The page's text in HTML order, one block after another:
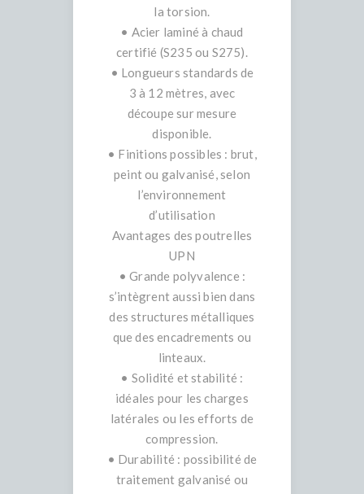
la torsion.
• Acier laminé à chaud
certifié (S235 ou S275).
• Longueurs standards de
3 à 12 mètres, avec
découpe sur mesure
disponible.
• Finitions possibles : brut,
peint ou galvanisé, selon
l’environnement
d’utilisation
Avantages des poutrelles
UPN
• Grande polyvalence :
s’intègrent aussi bien dans
des structures métalliques
que des encadrements ou
linteaux.
• Solidité et stabilité :
idéales pour les charges
latérales ou les efforts de
compression.
• Durabilité : possibilité de
traitement galvanisé ou